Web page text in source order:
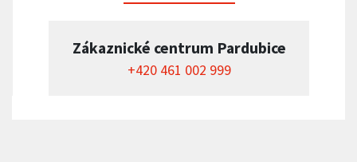
Zákaznické centrum Pardubice
+420 461 002 999